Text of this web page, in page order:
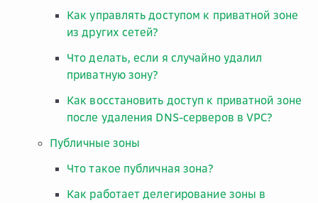
Как управлять доступом к приватной зоне
из других сетей?
Что делать, если я случайно удалил
приватную зону?
Как восстановить доступ к приватной зоне
после удаления DNS-серверов в VPC?
Публичные зоны
Что такое публичная зона?
Как работает делегирование зоны в